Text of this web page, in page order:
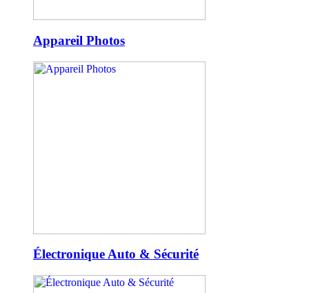
Appareil Photos
Électronique Auto & Sécurité